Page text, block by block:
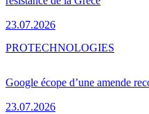
23.07.2026
Google écope d’une amende
23.07.2026
PROTECHNOLOGIES